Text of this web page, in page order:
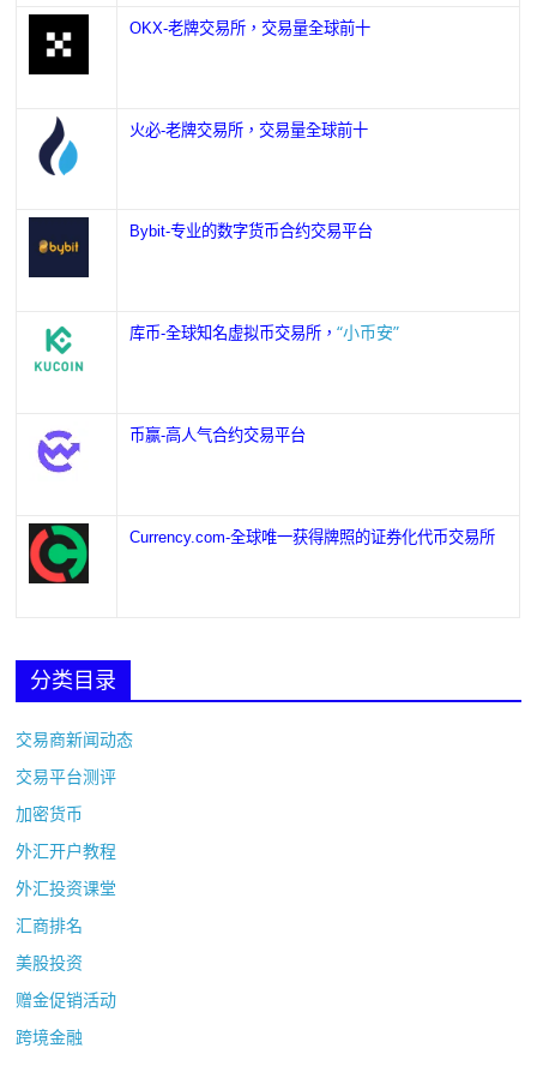
OKX-老牌交易所，交易量全球前十
火必-老牌交易所，交易量全球前十
Bybit-专业的数字货币合约交易平台
库币-全球知名虚拟币交易所，“小币安”
币赢-高人气合约交易平台
Currency.com-全球唯一获得牌照的证券化代币交易所
分类目录
交易商新闻动态
交易平台测评
加密货币
外汇开户教程
外汇投资课堂
汇商排名
美股投资
赠金促销活动
跨境金融